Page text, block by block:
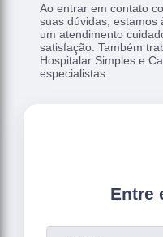
Ao entrar em contato
suas dúvidas, estamos
um atendimento
satisfação. Também
Hospitalar Simples e
especialistas.
Entre